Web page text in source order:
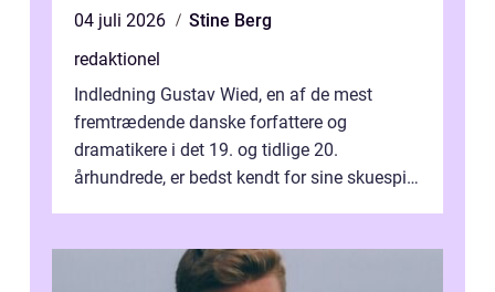
04 juli 2026
Stine Berg
redaktionel
Indledning Gustav Wied, en af de mest
fremtrædende danske forfattere og
dramatikere i det 19. og tidlige 20.
århundrede, er bedst kendt for sine skuespil.